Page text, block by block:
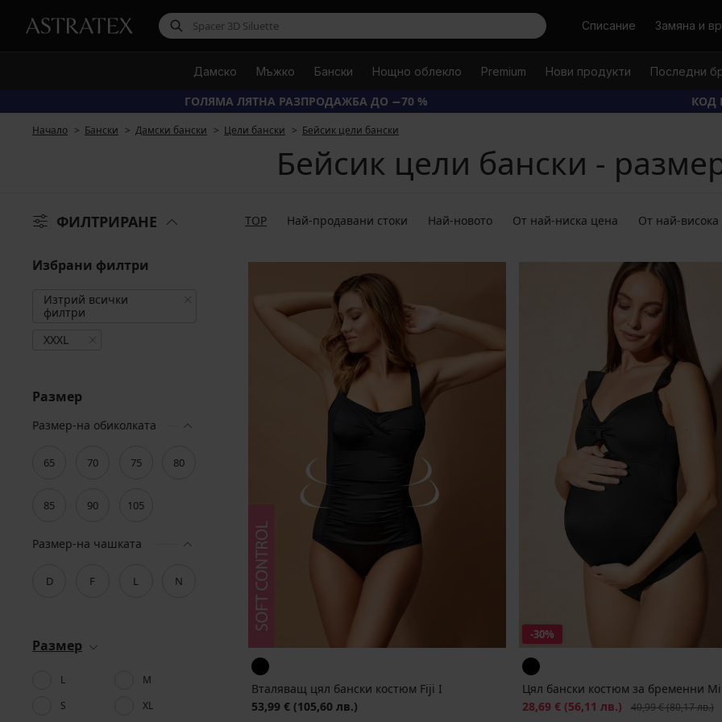
ТърсиСписание Замяна и
Дамско Мъжко Бански Нощно облекло Premium Нови продукти Последни
ГОЛЯМА ЛЯТНА РАЗПРОДАЖБА ДО −70 % КОД
Начало Бански Дамски бански Цели бански Бейсик цели бански
Бейсик цели бански -
ФИЛТРИРАНЕ TOP Най-продавани стоки Най-новото От най-ниска цена От най-
Избрани филтри
Изтрий всички
филтри
XXXL
Размер
Размер-на обиколката
65 70 75 80
85 90 105
Размер-на чашката
D F L N
Размер
L
M
S
XL
Вталяващ цял бански костюм Fiji I
53,99 € (105,60 лв.)
-30%
Цял бански костюм за бременни
Намаление
28,69 € (56,11 лв.) Първоначална цена
40,99 €(80,17 лв.)